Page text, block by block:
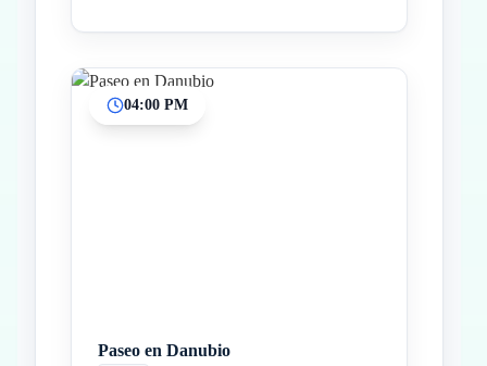
04:00 PM
Paseo en Danubio